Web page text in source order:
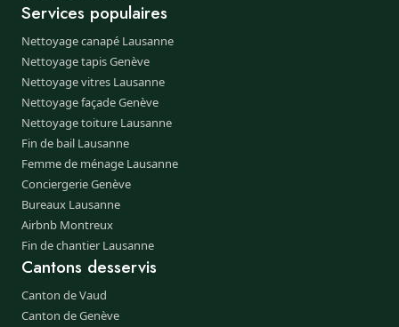
Services populaires
Nettoyage canapé Lausanne
Nettoyage tapis Genève
Nettoyage vitres Lausanne
Nettoyage façade Genève
Nettoyage toiture Lausanne
Fin de bail Lausanne
Femme de ménage Lausanne
Conciergerie Genève
Bureaux Lausanne
Airbnb Montreux
Fin de chantier Lausanne
Cantons desservis
Canton de Vaud
Canton de Genève